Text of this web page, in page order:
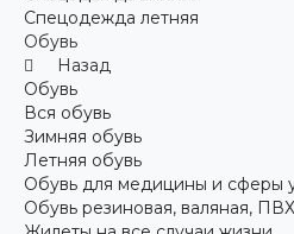
Спецодежда летняя
Обувь
Назад
Обувь
Вся обувь
Зимняя обувь
Летняя обувь
Обувь для медицины и сферы
Обувь резиновая, валяная,